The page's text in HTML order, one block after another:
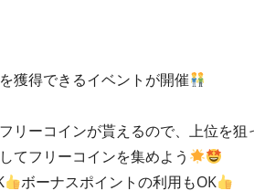
獲得できるイベントが開催
リーコインが貰えるので、上位を
てフリーコインを集めよう
ボーナスポイントの利用もOK